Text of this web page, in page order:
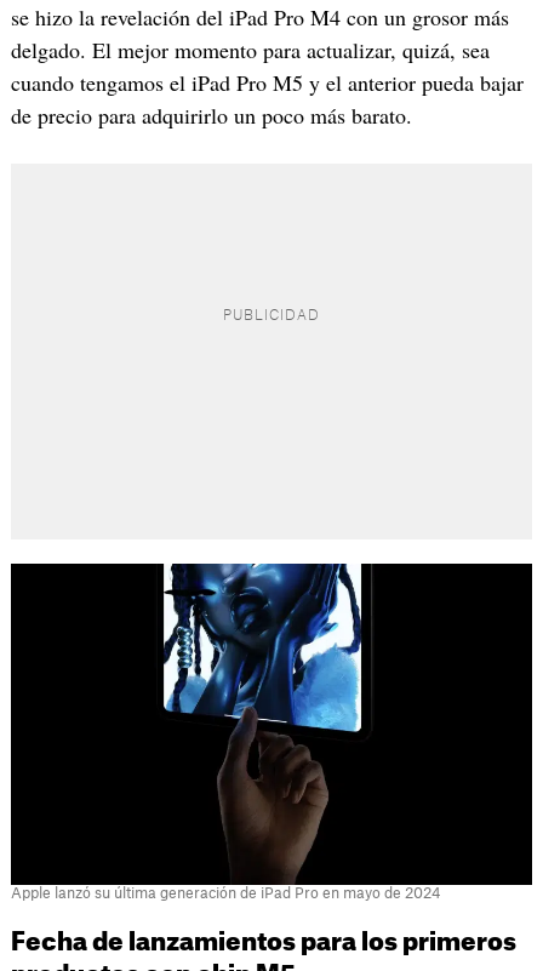
se hizo la revelación del iPad Pro M4 con un grosor más
delgado. El mejor momento para actualizar, quizá, sea
cuando tengamos el iPad Pro M5 y el anterior pueda bajar
de precio para adquirirlo un poco más barato.
Apple lanzó su última generación de iPad Pro en mayo de 2024
Fecha de lanzamientos para los primeros